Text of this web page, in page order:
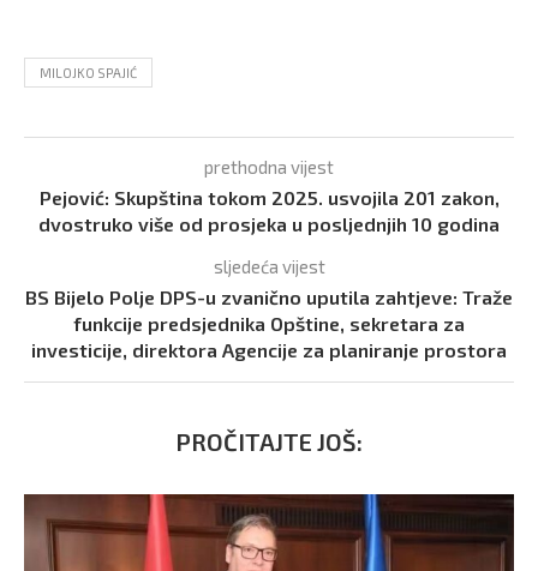
MILOJKO SPAJIĆ
prethodna vijest
Pejović: Skupština tokom 2025. usvojila 201 zakon,
dvostruko više od prosjeka u posljednjih 10 godina
sljedeća vijest
BS Bijelo Polje DPS-u zvanično uputila zahtjeve: Traže
funkcije predsjednika Opštine, sekretara za
investicije, direktora Agencije za planiranje prostora
PROČITAJTE JOŠ: